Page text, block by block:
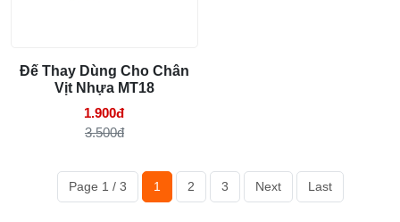
Đế Thay Dùng Cho Chân
Vịt Nhựa MT18
1.900đ
3.500đ
Page 1 / 3 1 2 3 Next Last